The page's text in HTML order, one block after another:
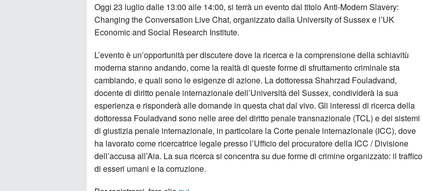
Oggi 23 luglio dalle 13:00 alle 14:00, si terrà un evento dal titolo Anti-Modern Slavery:
Changing the Conversation Live Chat, organizzato dalla University of Sussex e l’UK
Economic and Social Research Institute.
L’evento è un’opportunità per discutere dove la ricerca e la comprensione della schiavitù
moderna stanno andando, come la realtà di queste forme di sfruttamento criminale sta
cambiando, e quali sono le esigenze di azione. La dottoressa Shahrzad Fouladvand,
docente di diritto penale internazionale dell’Università del Sussex, condividerà la sua
esperienza e risponderà alle domande in questa chat dal vivo. Gli interessi di ricerca della
dottoressa Fouladvand sono nelle aree del diritto penale transnazionale (TCL) e dei sistemi
di giustizia penale internazionale, in particolare la Corte penale internazionale (ICC), dove
ha lavorato come ricercatrice legale presso l’Ufficio del procuratore della ICC / Divisione
dell’accusa all’Aia. La sua ricerca si concentra su due forme di crimine organizzato: il traffico
di esseri umani e la corruzione.